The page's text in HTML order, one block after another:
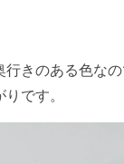
行きのある色な
です。